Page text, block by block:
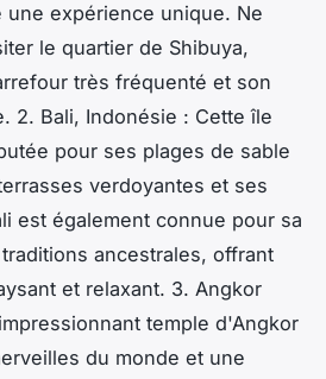
une expérience unique. Ne
le quartier de Shibuya,
très fréquenté et son
2. Bali, Indonésie : Cette île
pour ses plages de sable
verdoyantes et ses
est également connue pour sa
ancestrales, offrant
et relaxant. 3. Angkor
temple d'Angkor
du monde et une